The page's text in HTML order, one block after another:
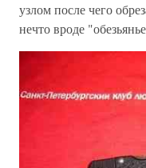
узлом после чего
нечто вроде